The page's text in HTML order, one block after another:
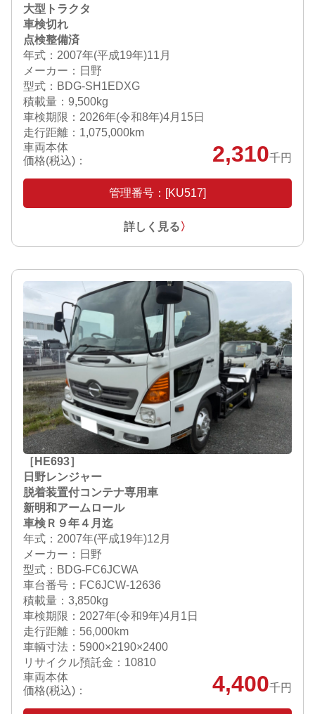
大型トラクタ
車検切れ
点検整備済
年式：2007年(平成19年)11月
メーカー：日野
型式：BDG-SH1EDXG
積載量：9,500kg
車検期限： 2026年(令和8年)4月15日
走行距離：1,075,000km
車両本体
価格(税込)：
2,310千円
管理番号：[KU517]
詳しく見る〉
［HE693］
日野レンジャー
脱着装置付コンテナ専用車
新明和アームロール
車検Ｒ９年４月迄
年式：2007年(平成19年)12月
メーカー：日野
型式：BDG-FC6JCWA
車台番号：FC6JCW-12636
積載量：3,850kg
車検期限： 2027年(令和9年)4月1日
走行距離：56,000km
車輌寸法：5900×2190×2400
リサイクル預託金：10810
車両本体
価格(税込)：
4,400千円